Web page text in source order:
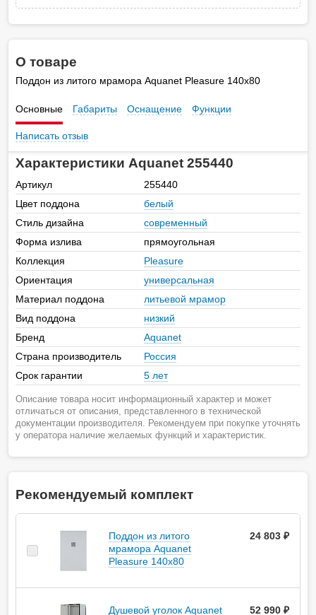
О товаре
Поддон из литого мрамора Aquanet Pleasure 140x80
Основные Габариты Оснащение Функции
Написать отзыв
Характеристики Aquanet 255440
Артикул
255440
Цвет поддона
белый
Стиль дизайна
современный
Форма излива
прямоугольная
Коллекция
Pleasure
Ориентация
универсальная
Материал поддона
литьевой мрамор
Вид поддона
низкий
Бренд
Aquanet
Страна производитель
Россия
Срок гарантии
5 лет
Описание товара носит информационный характер и может
отличаться от описания, представленного в технической
документации производителя. Рекомендуем при покупке уточнять
у оператора наличие желаемых функций и характеристик.
Рекомендуемый комплект
Поддон из литого
мрамора Aquanet
Pleasure 140x80
24 803 ₽
Душевой уголок Aquanet 52 990 ₽